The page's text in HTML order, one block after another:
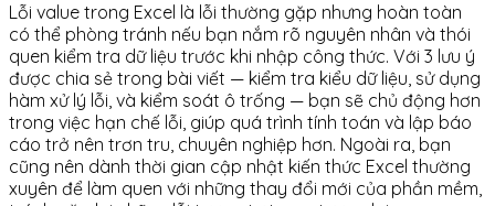
Lỗi value trong Excel là lỗi thường gặp nhưng hoàn toàn
có thể phòng tránh nếu bạn nắm rõ nguyên nhân và thói
quen kiểm tra dữ liệu trước khi nhập công thức. Với 3 lưu ý
được chia sẻ trong bài viết — kiểm tra kiểu dữ liệu, sử dụng
hàm xử lý lỗi, và kiểm soát ô trống — bạn sẽ chủ động hơn
trong việc hạn chế lỗi, giúp quá trình tính toán và lập báo
cáo trở nên trơn tru, chuyên nghiệp hơn. Ngoài ra, bạn
cũng nên dành thời gian cập nhật kiến thức Excel thường
xuyên để làm quen với những thay đổi mới của phần mềm,